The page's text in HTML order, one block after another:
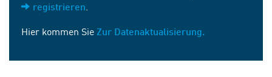
registrieren
Hier kommen Sie Zur Datenaktualisierung.